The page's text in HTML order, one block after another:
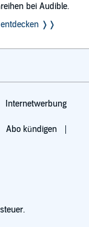
bei Audible.
entdecken ❭❭
Internetwerbung
Abo kündigen